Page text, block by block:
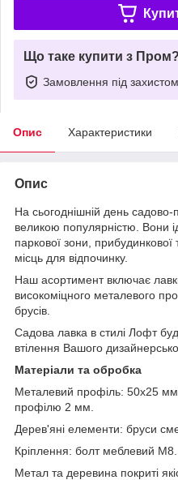
Що таке купити з Пром?
Замовлення під захистом
Опис Характеристики
Опис
На сьогоднішній день садово-
великою популярністю. Вони
паркової зони,
місць для відпочинку.
Наш асортимент включає
високоміцного металевого
брусів.
Садова лавка в стилі Лофт
втілення Вашого
Матеріали та обробка
Металевий профіль: 50х25
профілю 2 мм.
Дерев'яні елементи: бруси
Кріплення: болт меблевий М8.
Метал та деревина покриті